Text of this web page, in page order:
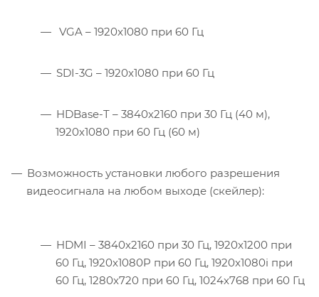
VGA – 1920x1080 при 60 Гц
SDI-3G – 1920x1080 при 60 Гц
HDBase-T – 3840х2160 при 30 Гц (40 м),
1920х1080 при 60 Гц (60 м)
Возможность установки любого разрешения
видеосигнала на любом выходе (скейлер):
HDMI – 3840х2160 при 30 Гц, 1920x1200 при
60 Гц, 1920x1080P при 60 Гц, 1920x1080i при
60 Гц, 1280x720 при 60 Гц, 1024x768 при 60 Гц